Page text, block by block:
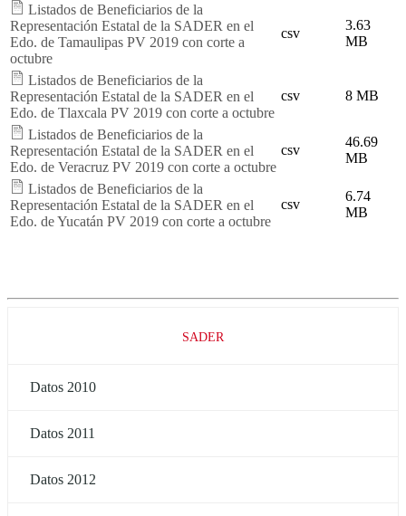
Listados de Beneficiarios de la
Representación Estatal de la SADER en el
Edo. de Tamaulipas PV 2019 con corte a
octubre
csv
3.63
MB
Listados de Beneficiarios de la
Representación Estatal de la SADER en el
Edo. de Tlaxcala PV 2019 con corte a octubre
csv 8 MB
Listados de Beneficiarios de la
Representación Estatal de la SADER en el
Edo. de Veracruz PV 2019 con corte a octubre
csv
46.69
MB
Listados de Beneficiarios de la
Representación Estatal de la SADER en el
Edo. de Yucatán PV 2019 con corte a octubre
csv
6.74
MB
SADER
Datos 2010
Datos 2011
Datos 2012